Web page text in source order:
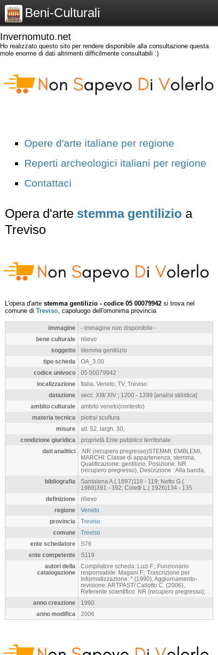
Beni-Culturali
Invernomuto.net
Ho realizzato questo sito per rendere disponibile alla consultazione questa
mole enorme di dati altrimenti difficilmente consultabili :)
Opere d'arte italiane per regione
Reperti archeologici italiani per regione
Contattaci
Opera d'arte stemma gentilizio a
Treviso
L'opera d'arte stemma gentilizio - codice 05 00079942 si trova nel
comune di Treviso, capoluogo dell'omonima provincia
immagine
- immagine non disponibile -
bene culturale
rilievo
soggetto
stemma gentilizio
tipo scheda
OA_3.00
codice univoco
05 00079942
localizzazione
Italia, Veneto, TV, Treviso
datazione
secc. XIII/ XIV ; 1200 - 1399 [analisi stilistica]
ambito culturale
ambito veneto(contesto)
materia tecnica
pietra/ scultura
misure
alt. 52, largh. 30,
condizione giuridica
proprietà Ente pubblico territoriale
dati analitici
.NR (recupero pregresso)STEMMI, EMBLEMI,
MARCHI: Classe di appartenenza: stemma,
Qualificazione: gentilizio, Posizione: NR
(recupero pregresso), Descrizione : Alla banda,
bibliografia
Santalena A.( 1897)118 - 119; Netto G.(
1988)391 - 392; Coletti L.( 1926)134 - 135
definizione
rilievo
regione
Veneto
provincia
Treviso
comune
Treviso
ente schedatore
S76
ente competente
S119
autori della
catalogazione
Compilatore scheda: Luzi F.; Funzionario
responsabile: Magani F.; Trascrizione per
informatizzazione: * (1990); Aggiornamento-
revisione: ARTPAST/ Cailotto C. (2006),
Referente scientifico: NR (recupero pregresso);
anno creazione
1990
anno modifica
2006